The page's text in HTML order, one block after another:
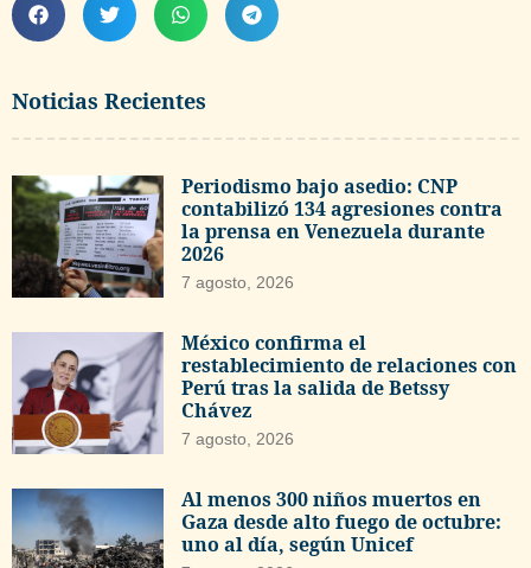
Noticias Recientes
Periodismo bajo asedio: CNP
contabilizó 134 agresiones contra
la prensa en Venezuela durante
2026
7 agosto, 2026
México confirma el
restablecimiento de relaciones con
Perú tras la salida de Betssy
Chávez
7 agosto, 2026
Al menos 300 niños muertos en
Gaza desde alto fuego de octubre:
uno al día, según Unicef